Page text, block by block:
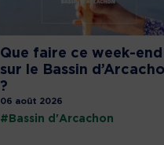
Que faire ce week-end
sur le Bassin
?
06 août 2026
#Bassin d'Arcachon